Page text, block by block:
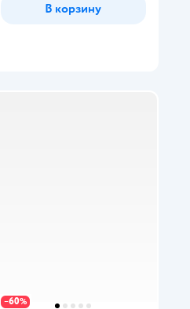
В корзину
−60%